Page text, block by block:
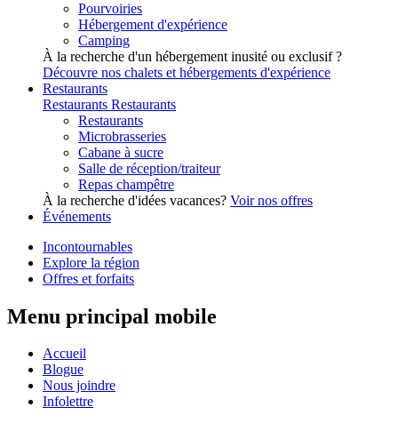
Pourvoiries
Hébergement d'expérience
Camping
À la recherche d'un hébergement inusité ou exclusif ?
Découvre nos chalets et hébergements d'expérience
Restaurants
Restaurants Restaurants
Restaurants
Microbrasseries
Cabane à sucre
Salle de réception/traiteur
Repas champêtre
À la recherche d'idées vacances? Voir nos offres
Événements
Incontournables
Explore la région
Offres et forfaits
Menu principal mobile
Accueil
Blogue
Nous joindre
Infolettre